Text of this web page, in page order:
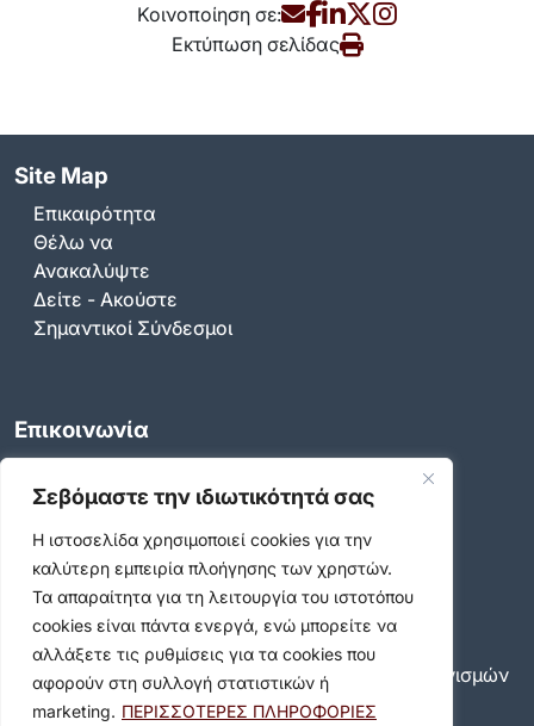
Σεβόμαστε την ιδιωτικότητά σας
Η ιστοσελίδα χρησιμοποιεί cookies για την
καλύτερη εμπειρία πλοήγησης των χρηστών.
Τα απαραίτητα για τη λειτουργία του ιστοτόπου
cookies είναι πάντα ενεργά, ενώ μπορείτε να
αλλάξετε τις ρυθμίσεις για τα cookies που
αφορούν στη συλλογή στατιστικών ή
marketing. ΠΕΡΙΣΣΟΤΕΡΕΣ ΠΛΗΡΟΦΟΡΙΕΣ
Κοινοποίηση σε:
Εκτύπωση σελίδας
Site Map
Επικαιρότητα
Θέλω να
Ανακαλύψτε
Δείτε - Ακούστε
Σημαντικοί Σύνδεσμοι
Επικοινωνία
Τηλ. Κέντρο:213 2008600
Email:info@dimosbyrona.gr
Όροι Χρήσης
Όροι Χρήσης
Πολιτική Προστασίας Προσωπικών Δεδομένων
Πολιτική για τη χρήση των cookies και των μηχανισμών
παρακολούθησης